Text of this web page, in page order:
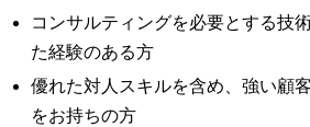
コンサルティングを必要とする技
た経験のある方
優れた対人スキルを含め、強い顧
をお持ちの方